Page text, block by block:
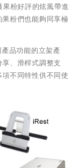
粉好評的炫風帶進
粉們也能夠同享極
品功能的立架產
、滑桿式調整支
不同特性供不同使